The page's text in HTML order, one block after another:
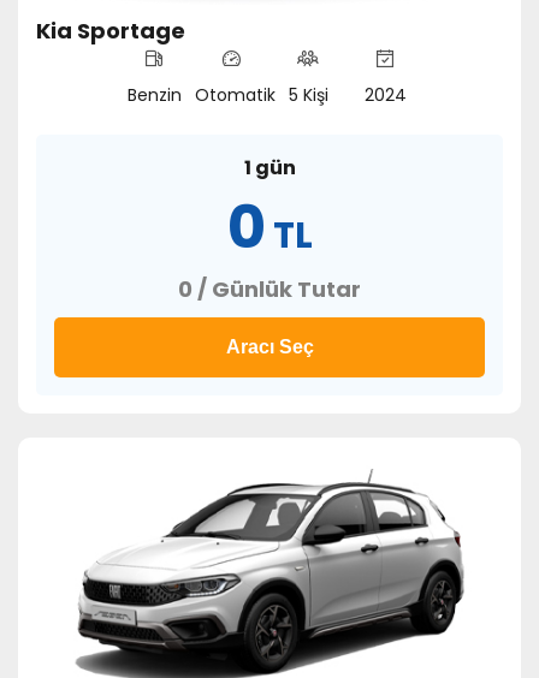
Kia Sportage
Benzin Otomatik 5 Kişi 2024
1 gün
0 TL
0 / Günlük Tutar
Aracı Seç